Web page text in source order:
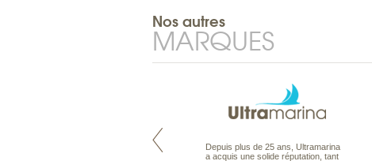
Nos autres
MARQUES
Maldives à la Carte propose tous
Depuis plus de 25 ans, Ultramarina
a acquis une solide réputation, tant